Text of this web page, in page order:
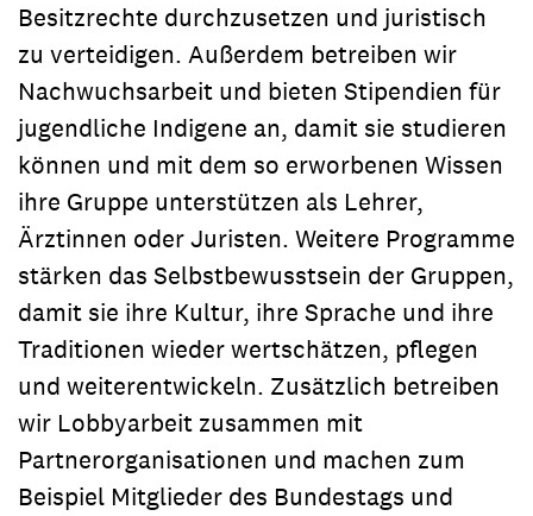
Besitzrechte durchzusetzen und juristisch
zu verteidigen. Außerdem betreiben wir
Nachwuchsarbeit und bieten Stipendien für
jugendliche Indigene an, damit sie studieren
können und mit dem so erworbenen Wissen
ihre Gruppe unterstützen als Lehrer,
Ärztinnen oder Juristen. Weitere Programme
stärken das Selbstbewusstsein der Gruppen,
damit sie ihre Kultur, ihre Sprache und ihre
Traditionen wieder wertschätzen, pflegen
und weiterentwickeln. Zusätzlich betreiben
wir Lobbyarbeit zusammen mit
Partnerorganisationen und machen zum
Beispiel Mitglieder des Bundestags und